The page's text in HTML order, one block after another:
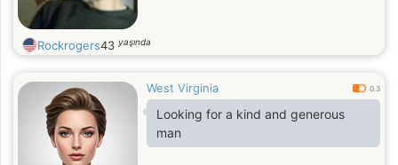
Rockrogers43 yaşında
West Virginia 0.3
Looking for a kind and generous
man